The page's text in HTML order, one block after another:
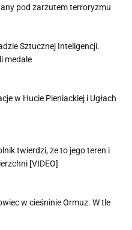
pod zarzutem terroryzmu
Sztucznej Inteligencji.
medale
w Hucie Pieniackiej i Ugłach
twierdzi, że to jego teren i
[VIDEO]
w cieśninie Ormuz. W tle